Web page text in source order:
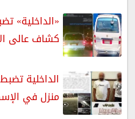
«الداخلية»
كشاف عالى
الداخلية
منزل في